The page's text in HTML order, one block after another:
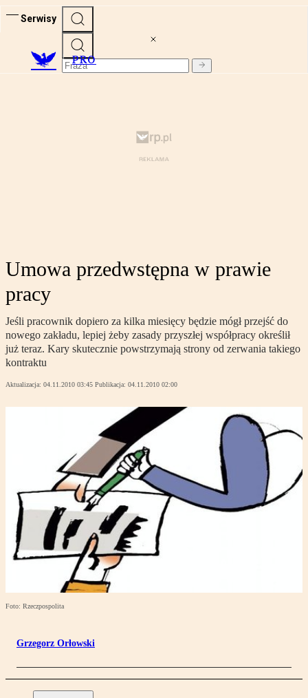
Serwisy
PRO
Umowa przedwstępna w prawie
pracy
Jeśli pracownik dopiero za kilka miesięcy będzie mógł przejść do
nowego zakładu, lepiej żeby zasady przyszłej współpracy określił
już teraz. Kary skutecznie powstrzymają strony od zerwania takiego
kontraktu
Aktualizacja: 04.11.2010 03:45 Publikacja: 04.11.2010 02:00
Foto: Rzeczpospolita
Grzegorz Orłowski